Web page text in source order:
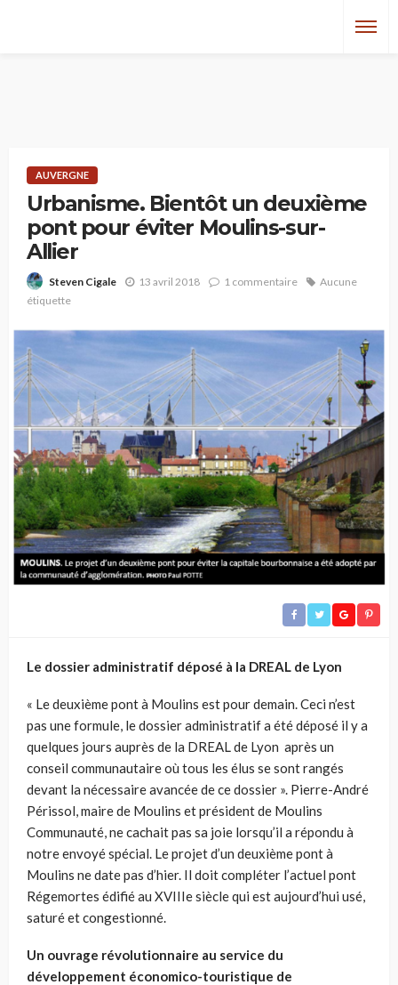
AUVERGNE
Urbanisme. Bientôt un deuxième
pont pour éviter Moulins-sur-
Allier
Steven Cigale 13 avril 2018 1 commentaire
Aucune
étiquette
Le dossier administratif déposé à la DREAL de Lyon
« Le deuxième pont à Moulins est pour demain. Ceci n’est
pas une formule, le dossier administratif a été déposé il y a
quelques jours auprès de la DREAL de Lyon après un
conseil communautaire où tous les élus se sont rangés
devant la nécessaire avancée de ce dossier ». Pierre-André
Périssol, maire de Moulins et président de Moulins
Communauté, ne cachait pas sa joie lorsqu’il a répondu à
notre envoyé spécial. Le projet d’un deuxième pont à
Moulins ne date pas d’hier. Il doit compléter l’actuel pont
Régemortes édifié au XVIIIe siècle qui est aujourd’hui usé,
saturé et congestionné.
Un ouvrage révolutionnaire au service du
développement économico-touristique de